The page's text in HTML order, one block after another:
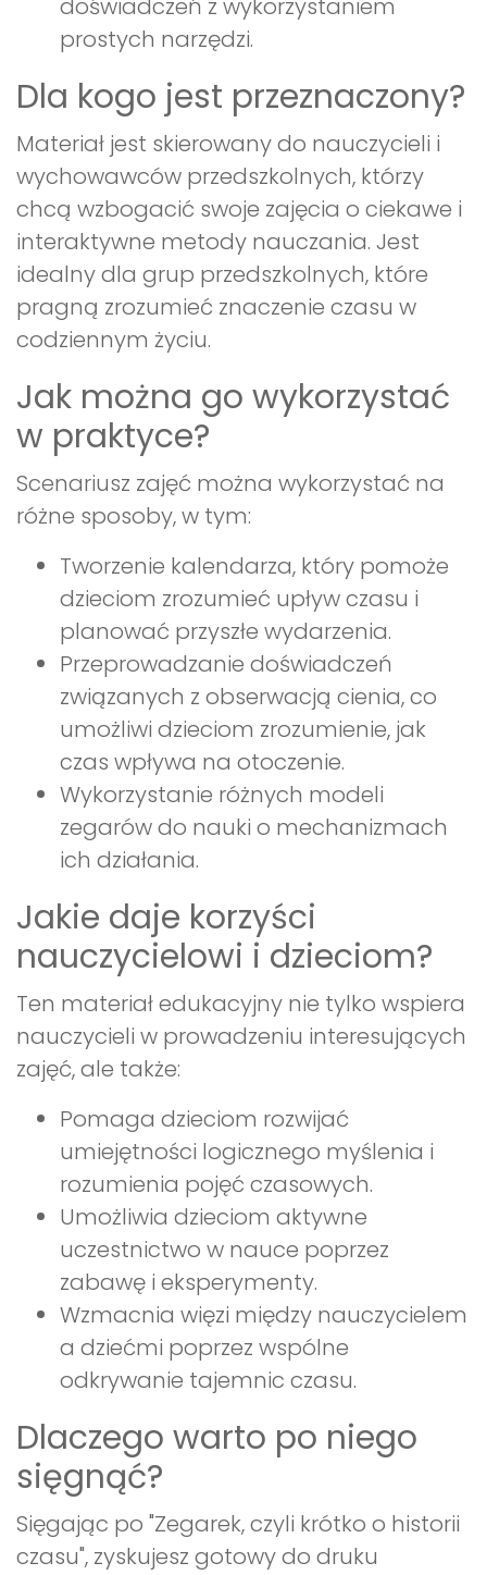
doświadczeń z wykorzystaniem
prostych narzędzi.
Dla kogo jest przeznaczony?
Materiał jest skierowany do nauczycieli i
wychowawców przedszkolnych, którzy
chcą wzbogacić swoje zajęcia o ciekawe i
interaktywne metody nauczania. Jest
idealny dla grup przedszkolnych, które
pragną zrozumieć znaczenie czasu w
codziennym życiu.
Jak można go wykorzystać
w praktyce?
Scenariusz zajęć można wykorzystać na
różne sposoby, w tym:
Tworzenie kalendarza, który pomoże
dzieciom zrozumieć upływ czasu i
planować przyszłe wydarzenia.
Przeprowadzanie doświadczeń
związanych z obserwacją cienia, co
umożliwi dzieciom zrozumienie, jak
czas wpływa na otoczenie.
Wykorzystanie różnych modeli
zegarów do nauki o mechanizmach
ich działania.
Jakie daje korzyści
nauczycielowi i dzieciom?
Ten materiał edukacyjny nie tylko wspiera
nauczycieli w prowadzeniu interesujących
zajęć, ale także:
Pomaga dzieciom rozwijać
umiejętności logicznego myślenia i
rozumienia pojęć czasowych.
Umożliwia dzieciom aktywne
uczestnictwo w nauce poprzez
zabawę i eksperymenty.
Wzmacnia więzi między nauczycielem
a dziećmi poprzez wspólne
odkrywanie tajemnic czasu.
Dlaczego warto po niego
sięgnąć?
Sięgając po "Zegarek, czyli krótko o historii
czasu", zyskujesz gotowy do druku